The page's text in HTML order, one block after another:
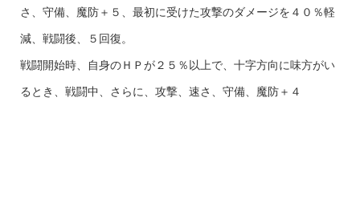
さ、守備、魔防＋５、最初に受けた攻撃のダメージを４０％軽
減、戦闘後、５回復。
戦闘開始時、自身のＨＰが２５％以上で、十字方向に味方がい
るとき、戦闘中、さらに、攻撃、速さ、守備、魔防＋４